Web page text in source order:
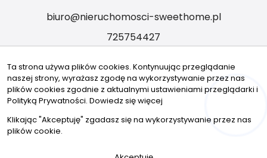
biuro@nieruchomosci-sweethome.pl
725754427
Znajdziesz nas tu
© 2026 Wszystkie prawa zastrzeżone | Program dla biur
nieruchomości - asaricrm.com
Ta strona używa plików cookies. Kontynuując przeglądanie
naszej strony, wyrażasz zgodę na wykorzystywanie przez nas
plików cookies zgodnie z aktualnymi ustawieniami przeglądarki i
Polityką Prywatności. Dowiedz się więcej
Klikając "Akceptuję" zgadasz się na wykorzystywanie przez nas
plików cookie.